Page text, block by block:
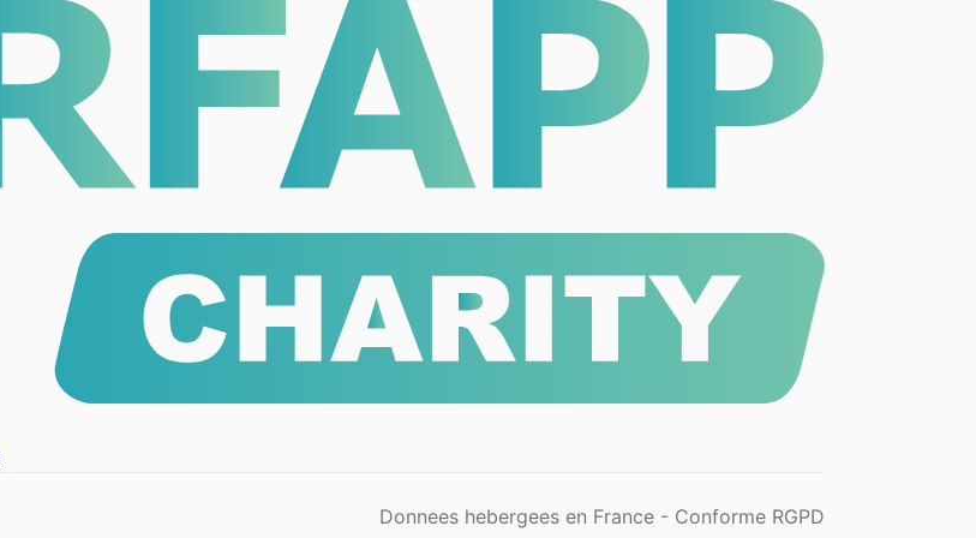
Donnees hebergees en France - Conforme RGPD